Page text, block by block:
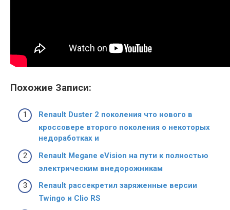
Похожие Записи:
Renault Duster 2 поколения что нового в
кроссовере второго поколения о некоторых
недоработках и
Renault Megane eVision на пути к полностью
электрическим внедорожникам
Renault рассекретил заряженные версии
Twingo и Clio RS